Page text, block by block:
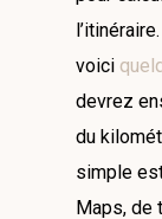
voici
devrez
du
simple
Maps, de